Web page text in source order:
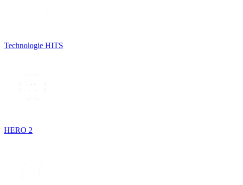
Technologie HITS
HERO 2